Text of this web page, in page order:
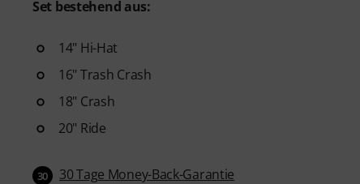
Set bestehend aus:
14" Hi-Hat
16" Trash Crash
18" Crash
20" Ride
30 30 Tage Money-Back-Garantie